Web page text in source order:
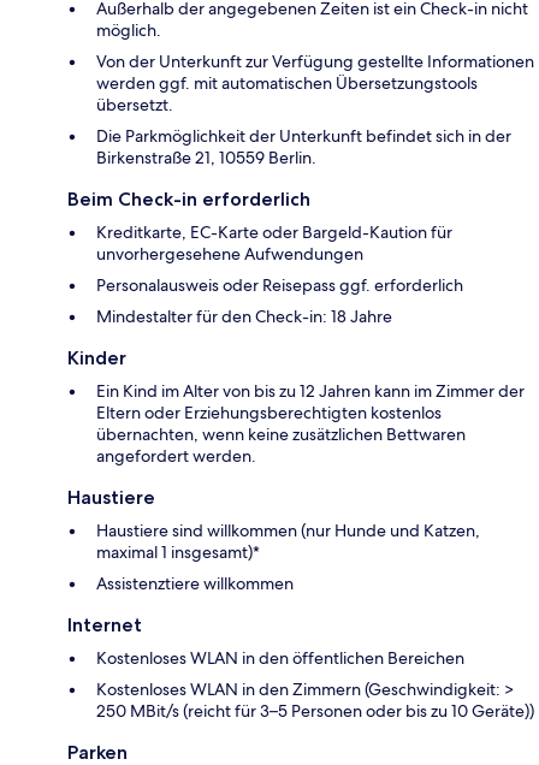
Außerhalb der angegebenen Zeiten ist ein Check-in nicht
möglich.
Von der Unterkunft zur Verfügung gestellte Informationen
werden ggf. mit automatischen Übersetzungstools
übersetzt.
Die Parkmöglichkeit der Unterkunft befindet sich in der
Birkenstraße 21, 10559 Berlin.
Beim Check-in erforderlich
Kreditkarte, EC-Karte oder Bargeld-Kaution für
unvorhergesehene Aufwendungen
Personalausweis oder Reisepass ggf. erforderlich
Mindestalter für den Check-in: 18 Jahre
Kinder
Ein Kind im Alter von bis zu 12 Jahren kann im Zimmer der
Eltern oder Erziehungsberechtigten kostenlos
übernachten, wenn keine zusätzlichen Bettwaren
angefordert werden.
Haustiere
Haustiere sind willkommen (nur Hunde und Katzen,
maximal 1 insgesamt)*
Assistenztiere willkommen
Internet
Kostenloses WLAN in den öffentlichen Bereichen
Kostenloses WLAN in den Zimmern (Geschwindigkeit: >
250 MBit/s (reicht für 3–5 Personen oder bis zu 10 Geräte))
Parken